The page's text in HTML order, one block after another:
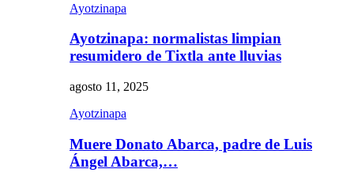
Ayotzinapa
Ayotzinapa: normalistas limpian
resumidero de Tixtla ante lluvias
agosto 11, 2025
Ayotzinapa
Muere Donato Abarca, padre de Luis
Ángel Abarca,…